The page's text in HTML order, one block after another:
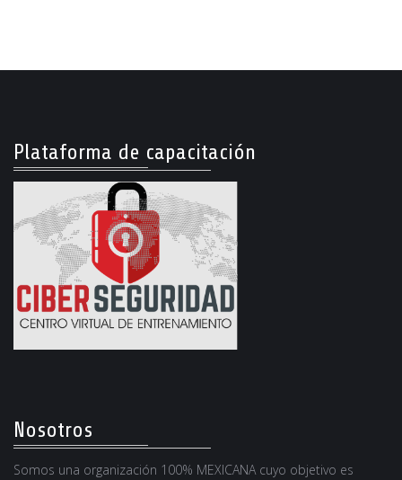
Plataforma de capacitación
Nosotros
Somos una organización 100% MEXICANA cuyo objetivo es